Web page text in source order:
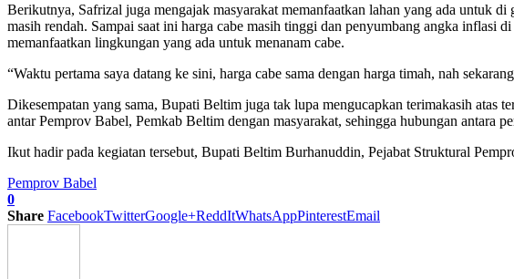
Berikutnya, Safrizal juga mengajak masyarakat memanfaatkan lahan yang ada untuk
masih rendah. Sampai saat ini harga cabe masih tinggi dan penyumbang angka inflasi
memanfaatkan lingkungan yang ada untuk menanam cabe.
“Waktu pertama saya datang ke sini, harga cabe sama dengan harga timah, nah
Dikesempatan yang sama, Bupati Beltim juga tak lupa mengucapkan terimakasih atas
antar Pemprov Babel, Pemkab Beltim dengan masyarakat, sehingga hubungan antara
Ikut hadir pada kegiatan tersebut, Bupati Beltim Burhanuddin, Pejabat Struktural
Pemprov Babel
0
Share FacebookTwitterGoogle+ReddItWhatsAppPinterestEmail